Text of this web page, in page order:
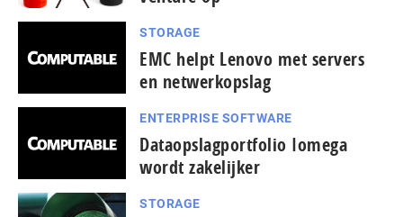
STORAGE
EMC helpt Lenovo met servers
en netwerkopslag
ENTERPRISE SOFTWARE
Dataopslagportfolio Iomega
wordt zakelijker
STORAGE